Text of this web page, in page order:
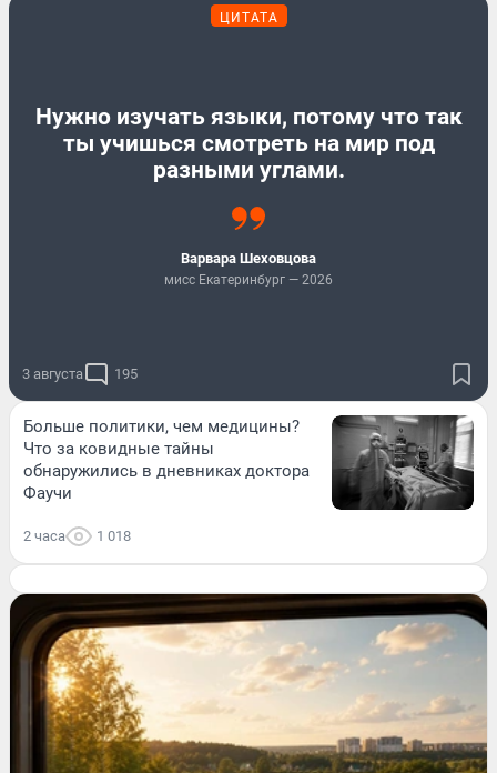
ЦИТАТА
Нужно изучать языки, потому что так
ты учишься смотреть на мир под
разными углами.
Варвара Шеховцова
мисс Екатеринбург — 2026
3 августа 195
Больше политики, чем медицины?
Что за ковидные тайны
обнаружились в дневниках доктора
Фаучи
2 часа 1 018